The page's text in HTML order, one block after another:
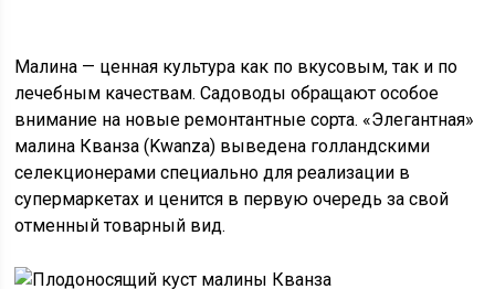
Малина — ценная культура как по вкусовым, так и по
лечебным качествам. Садоводы обращают особое
внимание на новые ремонтантные сорта. «Элегантная»
малина Кванза (Kwanza) выведена голландскими
селекционерами специально для реализации в
супермаркетах и ценится в первую очередь за свой
отменный товарный вид.